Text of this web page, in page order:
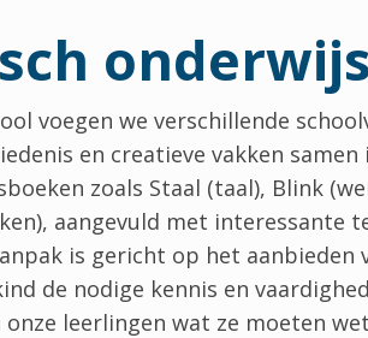
onderwijs
voegen we verschillende
en creatieve vakken
zoals Staal (taal), Blink
aangevuld met interessante
is gericht op het aanbieden
de nodige kennis en
leerlingen wat ze moeten